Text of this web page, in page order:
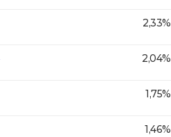
2,33%
2,04%
1,75%
1,46%